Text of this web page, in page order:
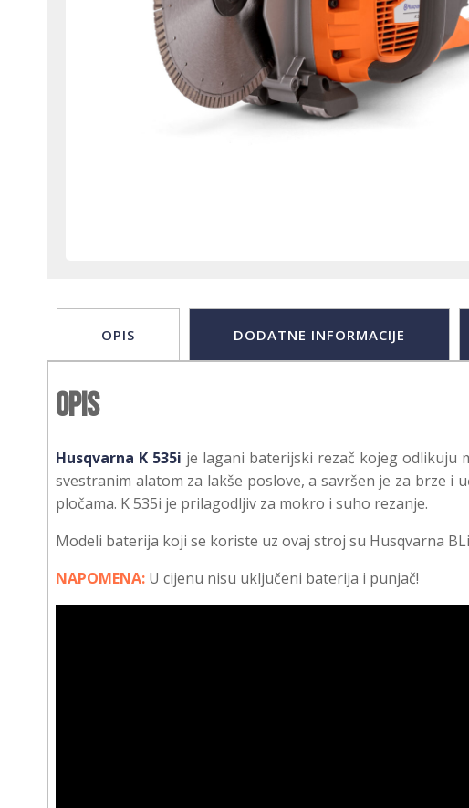
OPIS DODATNE INFORMACIJE
Opis
Husqvarna K 535i je lagani baterijski rezač kojeg odlikuju
svestranim alatom za lakše poslove, a savršen je za brze
pločama. K 535i je prilagodljiv za mokro i suho rezanje.
Modeli baterija koji se koriste uz ovaj stroj su Husqvarna
NAPOMENA: U cijenu nisu uključeni baterija i punjač!